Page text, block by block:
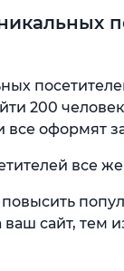
200
все оформят
все
сайт, тем